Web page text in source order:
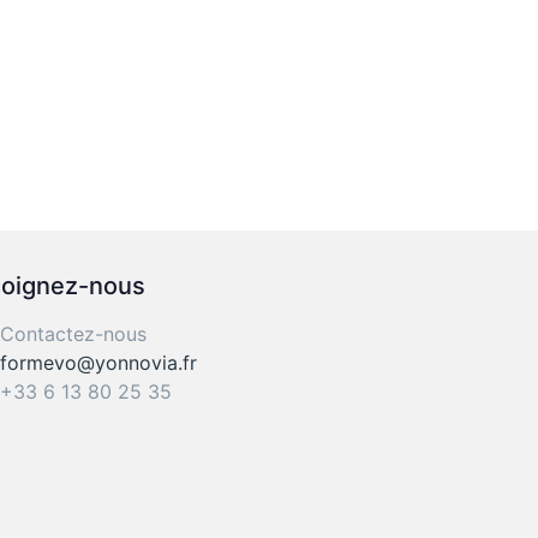
nous
Contactez-nous
formevo@yonnovia.fr
+33 6 13 80 25 35